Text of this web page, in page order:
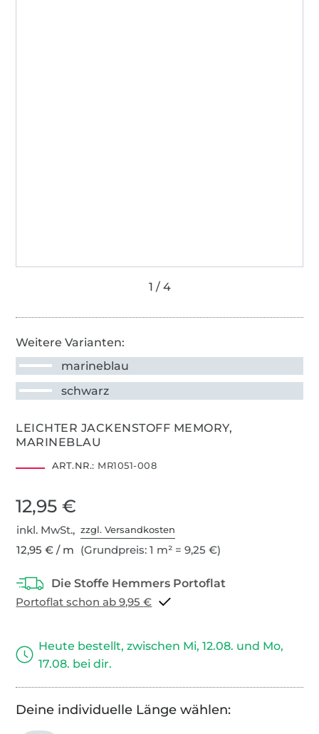
Weitere Varianten:
marineblau
schwarz
LEICHTER JACKENSTOFF MEMORY,
MARINEBLAU
ART.NR.: MR1051-008
12,95 €
inkl. MwSt.,zzgl. Versandkosten
12,95 € / m (Grundpreis: 1 m² = 9,25 €)
Portoflat schon ab 9,95 €
Heute bestellt, zwischen Mi, 12.08. und Mo,
17.08. bei dir.
Deine individuelle Länge wählen: